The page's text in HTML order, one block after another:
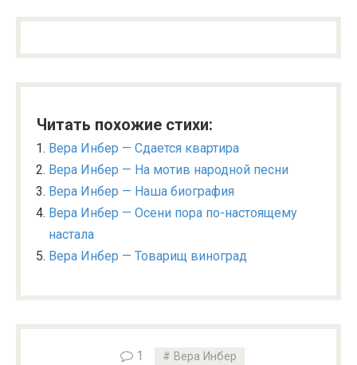
Читать похожие стихи:
Вера Инбер — Сдается квартира
Вера Инбер — На мотив народной песни
Вера Инбер — Наша биография
Вера Инбер — Осени пора по-настоящему
настала
Вера Инбер — Товарищ виноград
1 Вера Инбер